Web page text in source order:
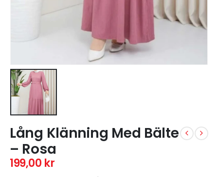
Lång Klänning Med Bälte
– Rosa
199,00 kr